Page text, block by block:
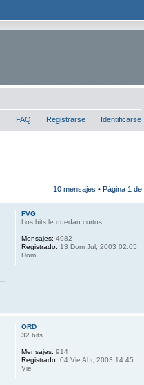
FAQ Registrarse Identificarse
10 mensajes • Página 1 de
FVG
Los bits le quedan cortos
Mensajes: 4982
Registrado: 13 Dom Jul, 2003 02:05
Dom
ORD
32 bits
Mensajes: 914
Registrado: 04 Vie Abr, 2003 14:45
Vie